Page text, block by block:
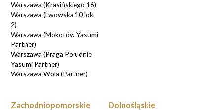
Warszawa (Krasińskiego 16)
Warszawa (Lwowska 10 lok
2)
Warszawa (Mokotów Yasumi
Partner)
Warszawa (Praga Południe
Yasumi Partner)
Warszawa Wola (Partner)
Zachodniopomorskie Dolnośląskie